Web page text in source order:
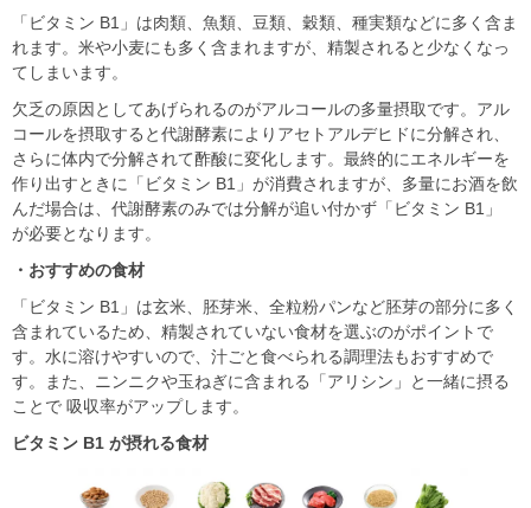
「ビタミン B1」は⾁類、⿂類、⾖類、穀類、種実類などに多く含ま
れます。⽶や⼩⻨にも多く含まれますが、精製されると少なくなっ
てしまいます。
⽋乏の原因としてあげられるのがアルコールの多量摂取です。アル
コールを摂取すると代謝酵素によりアセトアルデヒドに分解され、
さらに体内で分解されて酢酸に変化します。最終的にエネルギーを
作り出すときに「ビタミン B1」が消費されますが、多量にお酒を飲
んだ場合は、代謝酵素のみでは分解が追い付かず「ビタミン B1」
が必要となります。
・おすすめの食材
「ビタミン B1」は⽞⽶、胚芽⽶、全粒粉パンなど胚芽の部分に多く
含まれているため、精製されていない⾷材を選ぶのがポイントで
す。⽔に溶けやすいので、汁ごと⾷べられる調理法もおすすめで
す。また、ニンニクや⽟ねぎに含まれる「アリシン」と⼀緒に摂る
ことで 吸収率がアップします。
ビタミン B1 が摂れる⾷材